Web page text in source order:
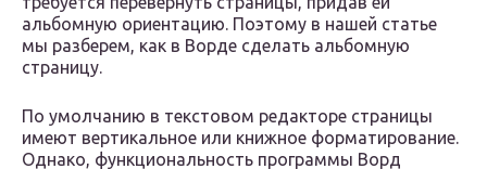
альбомную ориентацию. Поэтому в нашей статье
мы разберем, как в Ворде сделать альбомную
страницу.
По умолчанию в текстовом редакторе страницы
имеют вертикальное или книжное форматирование.
Однако, функциональность программы Ворд